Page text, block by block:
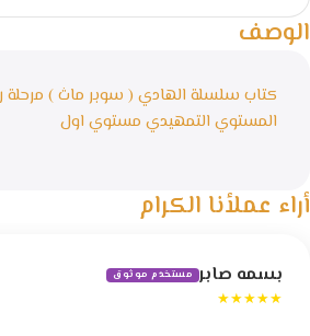
الوصف
كتاب سلسلة الهادي ( سوبر ماث ) مرحلة
المستوي التمهيدي مستوي اول
أراء عملأنا الكرام
بسمه صابر مستخدم موثوق
★★★★★